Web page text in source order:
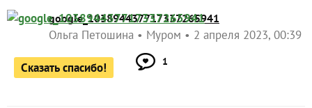
google_103894437717337265941
Ольга Петошина Муром 2 апреля 2023, 00:39
Сказать спасибо! 1